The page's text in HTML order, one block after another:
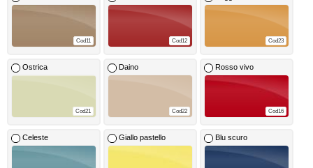
Cod11 Cod12 Cod23
Ostrica
Cod21
Daino
Cod22
Rosso vivo
Cod16
Celeste Giallo pastello Blu scuro